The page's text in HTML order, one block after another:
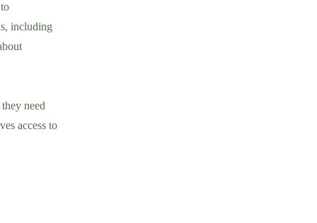
including
need
access to